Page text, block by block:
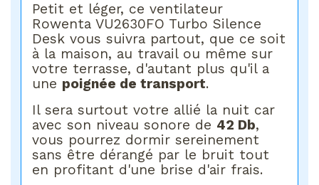
Petit et léger, ce ventilateur
Rowenta VU2630FO Turbo Silence
Desk vous suivra partout, que ce soit
à la maison, au travail ou même sur
votre terrasse, d'autant plus qu'il a
une poignée de transport.
Il sera surtout votre allié la nuit car
avec son niveau sonore de 42 Db,
vous pourrez dormir sereinement
sans être dérangé par le bruit tout
en profitant d'une brise d'air frais.